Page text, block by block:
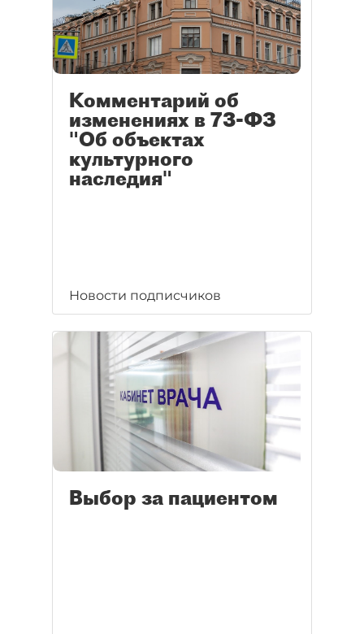
Комментарий об
изменениях в 73-ФЗ
"Об объектах
культурного
наследия"
Новости подписчиков
Выбор за пациентом